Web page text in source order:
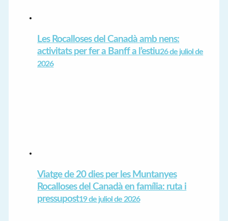
Les Rocalloses del Canadà amb nens:
activitats per fer a Banff a l’estiu26 de juliol de
2026
Viatge de 20 dies per les Muntanyes
Rocalloses del Canadà en família: ruta i
pressupost19 de juliol de 2026